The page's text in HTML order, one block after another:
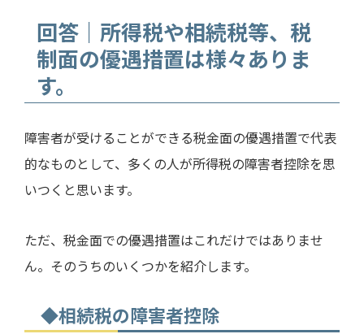
回答｜所得税や相続税等、税
制面の優遇措置は様々ありま
す。
障害者が受けることができる税金面の優遇措置で代表
的なものとして、多くの人が所得税の障害者控除を思
いつくと思います。
ただ、税金面での優遇措置はこれだけではありませ
ん。そのうちのいくつかを紹介します。
◆相続税の障害者控除